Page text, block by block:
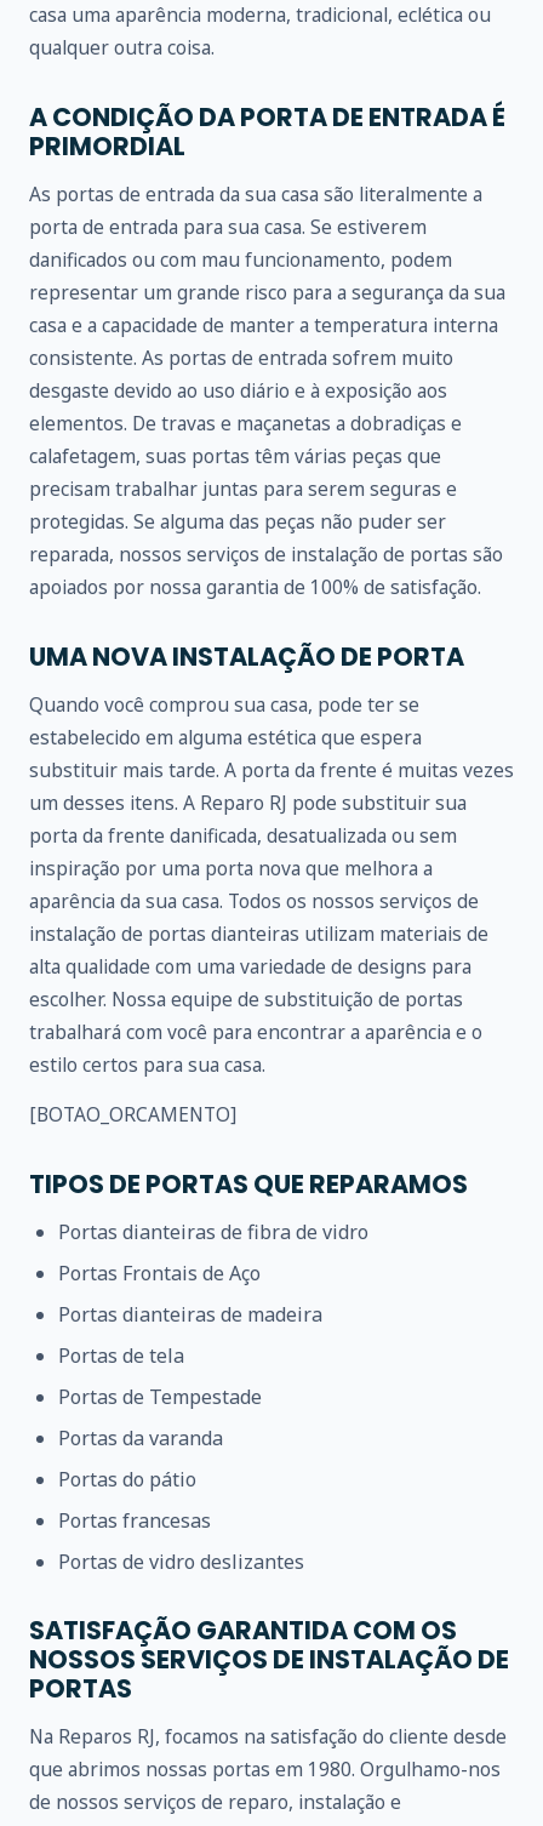
casa uma aparência moderna, tradicional, eclética ou
qualquer outra coisa.
A CONDIÇÃO DA PORTA DE ENTRADA É
PRIMORDIAL
As portas de entrada da sua casa são literalmente a
porta de entrada para sua casa. Se estiverem
danificados ou com mau funcionamento, podem
representar um grande risco para a segurança da sua
casa e a capacidade de manter a temperatura interna
consistente. As portas de entrada sofrem muito
desgaste devido ao uso diário e à exposição aos
elementos. De travas e maçanetas a dobradiças e
calafetagem, suas portas têm várias peças que
precisam trabalhar juntas para serem seguras e
protegidas. Se alguma das peças não puder ser
reparada, nossos serviços de instalação de portas são
apoiados por nossa garantia de 100% de satisfação.
UMA NOVA INSTALAÇÃO DE PORTA
Quando você comprou sua casa, pode ter se
estabelecido em alguma estética que espera
substituir mais tarde. A porta da frente é muitas vezes
um desses itens. A Reparo RJ pode substituir sua
porta da frente danificada, desatualizada ou sem
inspiração por uma porta nova que melhora a
aparência da sua casa. Todos os nossos serviços de
instalação de portas dianteiras utilizam materiais de
alta qualidade com uma variedade de designs para
escolher. Nossa equipe de substituição de portas
trabalhará com você para encontrar a aparência e o
estilo certos para sua casa.
[BOTAO_ORCAMENTO]
TIPOS DE PORTAS QUE REPARAMOS
Portas dianteiras de fibra de vidro
Portas Frontais de Aço
Portas dianteiras de madeira
Portas de tela
Portas de Tempestade
Portas da varanda
Portas do pátio
Portas francesas
Portas de vidro deslizantes
SATISFAÇÃO GARANTIDA COM OS
NOSSOS SERVIÇOS DE INSTALAÇÃO DE
PORTAS
Na Reparos RJ, focamos na satisfação do cliente desde
que abrimos nossas portas em 1980. Orgulhamo-nos
de nossos serviços de reparo, instalação e